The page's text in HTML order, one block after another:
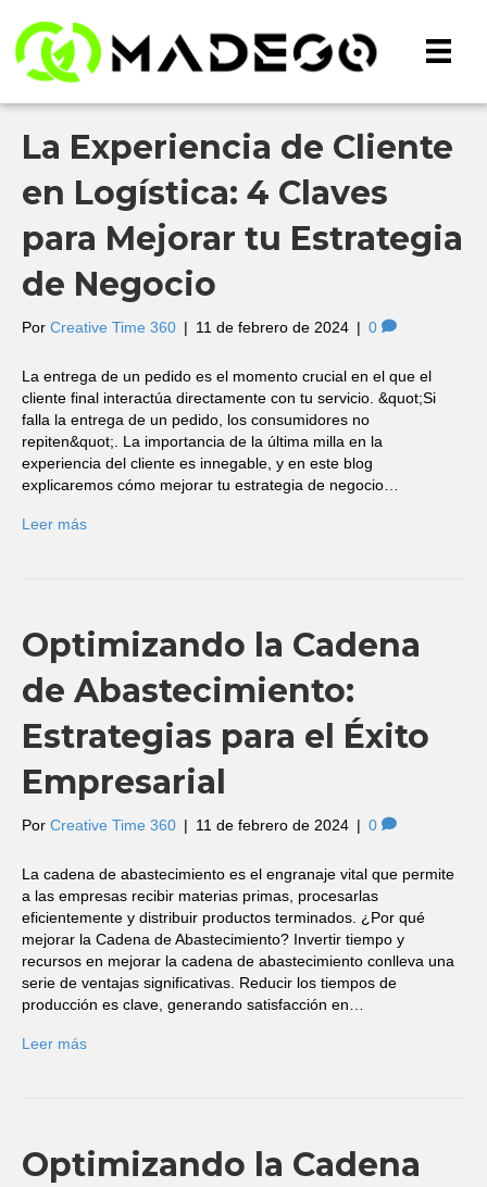
La Experiencia de Cliente
en Logística: 4 Claves
para Mejorar tu Estrategia
de Negocio
Por Creative Time 360 | 11 de febrero de 2024 | 0
La entrega de un pedido es el momento crucial en el que el
cliente final interactúa directamente con tu servicio. &quot;Si
falla la entrega de un pedido, los consumidores no
repiten&quot;. La importancia de la última milla en la
experiencia del cliente es innegable, y en este blog
explicaremos cómo mejorar tu estrategia de negocio…
Leer más
Optimizando la Cadena
de Abastecimiento:
Estrategias para el Éxito
Empresarial
Por Creative Time 360 | 11 de febrero de 2024 | 0
La cadena de abastecimiento es el engranaje vital que permite
a las empresas recibir materias primas, procesarlas
eficientemente y distribuir productos terminados. ¿Por qué
mejorar la Cadena de Abastecimiento? Invertir tiempo y
recursos en mejorar la cadena de abastecimiento conlleva una
serie de ventajas significativas. Reducir los tiempos de
producción es clave, generando satisfacción en…
Leer más
Optimizando la Cadena